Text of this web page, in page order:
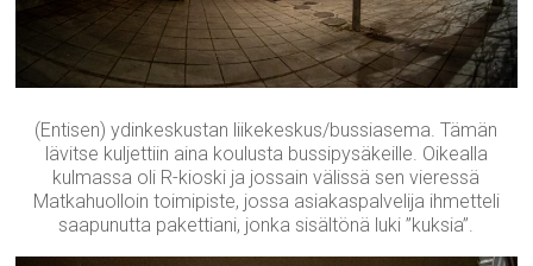
(Entisen) ydinkeskustan liikekeskus/bussiasema. Tämän
lävitse kuljettiin aina koulusta bussipysäkeille. Oikealla
kulmassa oli R-kioski ja jossain välissä sen vieressä
Matkahuolloin toimipiste, jossa asiakaspalvelija ihmetteli
saapunutta pakettiani, jonka sisältönä luki ”kuksia”.